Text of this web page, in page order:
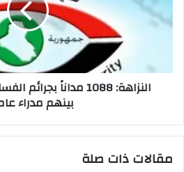
الفساد
المالي
بينهم
بينهم مدراء
مقالات ذات صلة